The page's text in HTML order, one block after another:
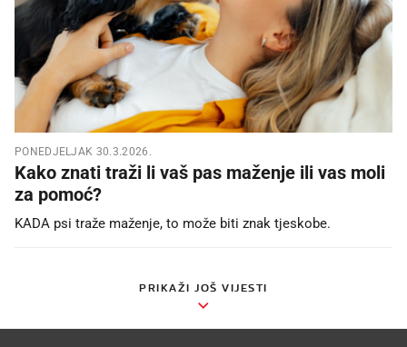
PONEDJELJAK 30.3.2026.
Kako znati traži li vaš pas maženje ili vas moli
za pomoć?
KADA psi traže maženje, to može biti znak tjeskobe.
PRIKAŽI JOŠ VIJESTI